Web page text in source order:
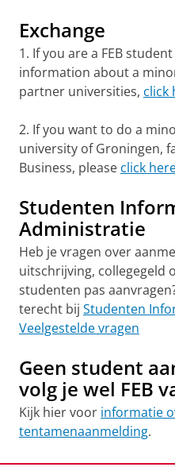
Exchange
1. If you are a FEB
information about a
partner universities, click
2. If you want to do a
university of Groningen,
Business, please click
Studenten
Administratie
Heb je vragen over
uitschrijving, collegegeld
studenten pas
terecht bij Studenten
Veelgestelde vragen
Geen student
volg je wel FEB
Kijk hier voor informatie
tentamenaanmelding.